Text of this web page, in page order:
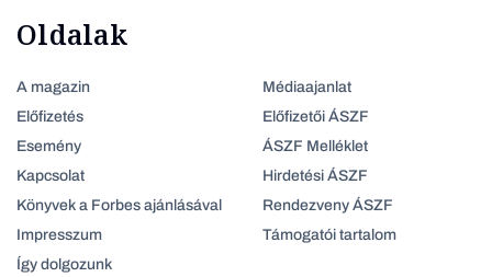
Oldalak
A magazin
Előfizetés
Esemény
Kapcsolat
Könyvek a Forbes ajánlásával
Impresszum
Így dolgozunk
Médiaajanlat
Előfizetői ÁSZF
ÁSZF Melléklet
Hirdetési ÁSZF
Rendezveny ÁSZF
Támogatói tartalom